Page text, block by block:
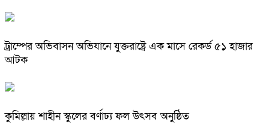
ট্রাম্পের অভিবাসন অভিযানে যুক্তরাষ্ট্রে এক মাসে রেকর্ড ৫১ হাজার
আটক
কুমিল্লায় শাহীন স্কুলের বর্ণাঢ্য ফল উৎসব অনুষ্ঠিত